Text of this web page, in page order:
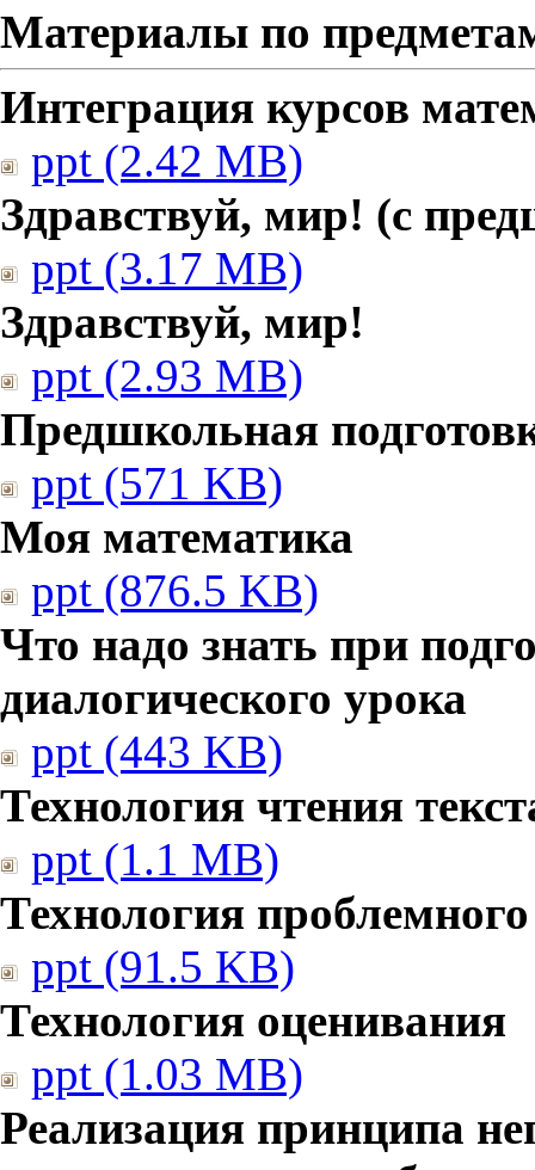
Материалы по
Интеграция курсов
ppt (2.42 MB)
Здравствуй, мир! (с
ppt (3.17 MB)
Здравствуй, мир!
ppt (2.93 MB)
Предшкольная
ppt (571 KB)
Моя математика
ppt (876.5 KB)
Что надо знать при
диалогического урока
ppt (443 KB)
Технология чтения
ppt (1.1 MB)
Технология
ppt (91.5 KB)
Технология оценивания
ppt (1.03 MB)
Реализация принципа